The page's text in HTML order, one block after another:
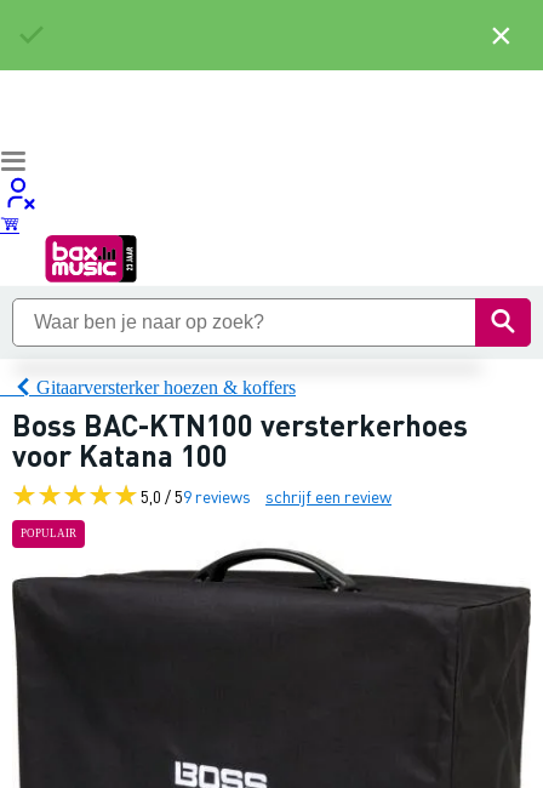
Gitaarversterker hoezen & koffers
Boss BAC-KTN100 versterkerhoes
voor Katana 100
5,0 / 59 reviews schrijf een review
POPULAIR
×